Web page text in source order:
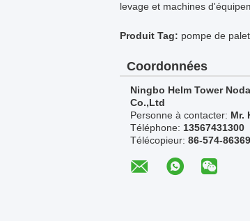
levage et machines
Produit Tag: pompe de
Coordonnées
Ningbo Helm Tower
Co.,Ltd
Personne à contacter: Mr.
Téléphone: 13567431300
Télécopieur: 86-574-